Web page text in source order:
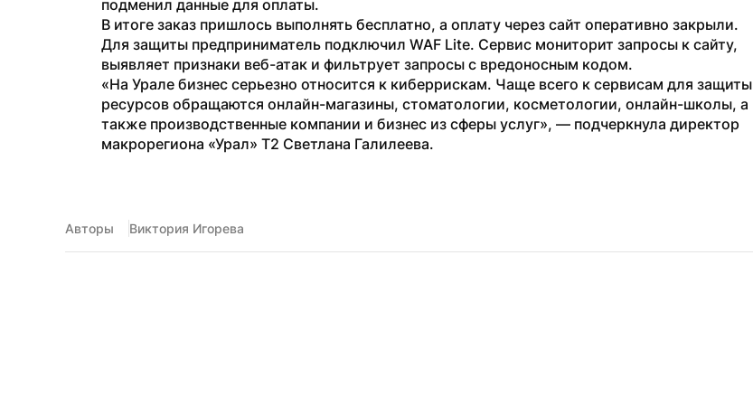
подменил данные для оплаты.
В итоге заказ пришлось выполнять бесплатно, а оплату через сайт оперативно закрыли.
Для защиты предприниматель подключил WAF Lite. Сервис мониторит запросы к сайту,
выявляет признаки веб-атак и фильтрует запросы с вредоносным кодом.
«На Урале бизнес серьезно относится к киберрискам. Чаще всего к сервисам для защиты
ресурсов обращаются онлайн-магазины, стоматологии, косметологии, онлайн-школы, а
также производственные компании и бизнес из сферы услуг», — подчеркнула директор
макрорегиона «Урал» Т2 Светлана Галилеева.
Авторы Виктория Игорева